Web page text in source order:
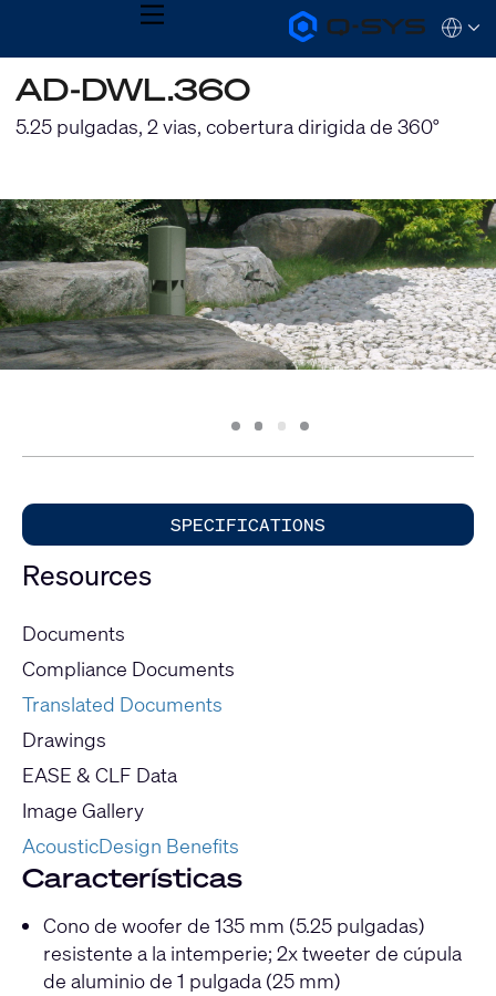
Q-
SYS
MENU
QSYS.com (English)
India (English)
Deutsch
Español
한국어
AD-DWL.360
5.25 pulgadas, 2 vias, cobertura dirigida de 360°
Slide
1 Slide
2 Slide
3 Slide
4
SPECIFICATIONS
Resources
Documents
Compliance Documents
Translated Documents
Drawings
EASE & CLF Data
Image Gallery
AcousticDesign Benefits
Características
Cono de woofer de 135 mm (5.25 pulgadas)
resistente a la intemperie; 2x tweeter de cúpula
de aluminio de 1 pulgada (25 mm)